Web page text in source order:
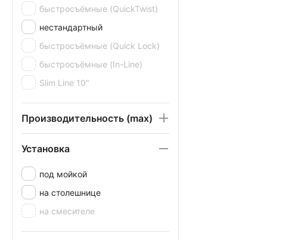
быстросъёмные (QuickTwist)
нестандартный
быстросъёмные (Quick Lock)
быстросъёмные (In-Line)
Slim Line 10"
Производительность (max)
Установка
под мойкой
на столешнице
на смесителе